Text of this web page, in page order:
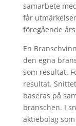
samarbete
får
föregående
En
den egna
som resultat.
resultat.
baseras på
branschen. I
aktiebolag